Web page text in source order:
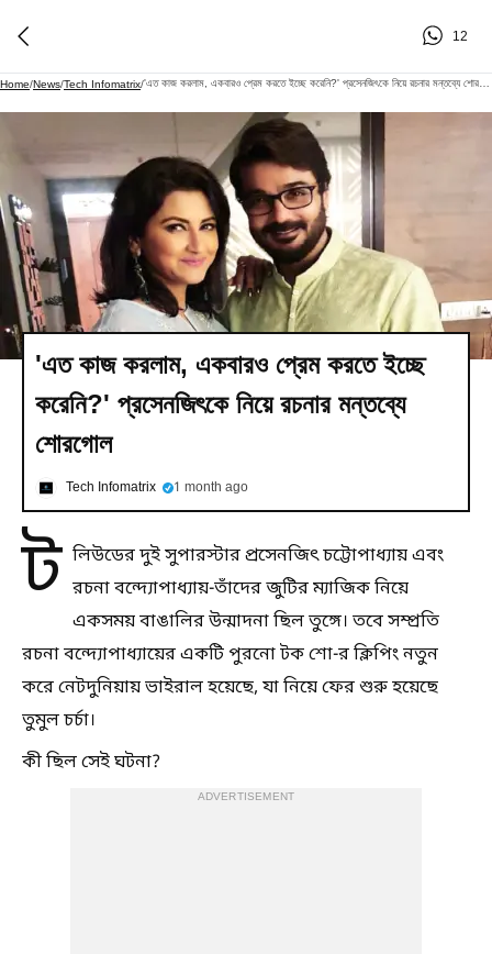
12
Home/News/Tech Infomatrix/
'এত কাজ করলাম, একবারও প্রেম করতে ইচ্ছে
করেনি?' প্রসেনজিৎকে নিয়ে রচনার মন্তব্যে
শোরগোল
Tech Infomatrix 1 month ago
ট লিউডের দুই সুপারস্টার প্রসেনজিৎ চট্টোপাধ্যায় এবং
রচনা বন্দ্যোপাধ্যায়-তাঁদের জুটির ম্যাজিক নিয়ে
একসময় বাঙালির উন্মাদনা ছিল তুঙ্গে। তবে সম্প্রতি
রচনা বন্দ্যোপাধ্যায়ের একটি পুরনো টক শো-র ক্লিপিং নতুন
করে নেটদুনিয়ায় ভাইরাল হয়েছে, যা নিয়ে ফের শুরু হয়েছে
তুমুল চর্চা।
কী ছিল সেই ঘটনা?
ADVERTISEMENT